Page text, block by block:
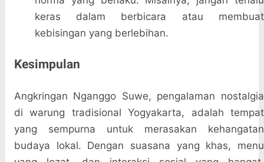
keras dalam berbicara atau membuat
kebisingan yang berlebihan.
Kesimpulan
Angkringan Nganggo Suwe, pengalaman nostalgia
di warung tradisional Yogyakarta, adalah tempat
yang sempurna untuk merasakan kehangatan
budaya lokal. Dengan suasana yang khas, menu